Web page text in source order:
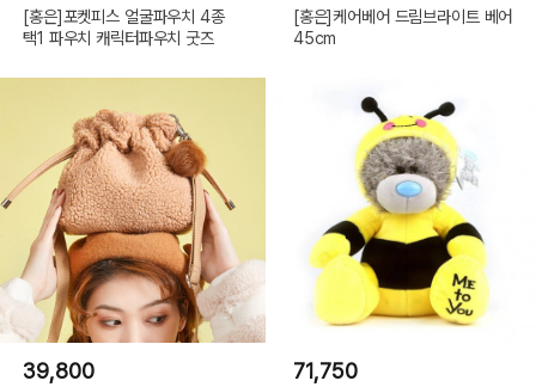
[홍은]포켓피스 얼굴파우치 4종
택1 파우치 캐릭터파우치 굿즈
[홍은]케어베어 드림브라이트 베어
45cm
39,800 71,750